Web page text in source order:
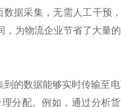
据采集，无需人工干预
为物流企业节省了大量的
的数据能够实时传输至
分配。例如，通过分析